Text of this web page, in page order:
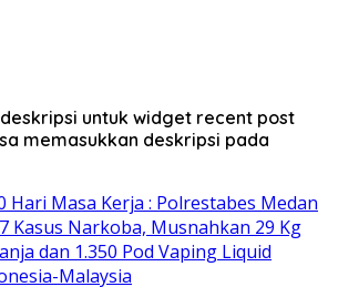
untuk widget recent post
memasukkan deskripsi pada